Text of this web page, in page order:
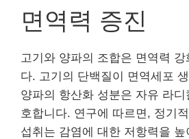
면역력 증진
고기와 양파의 조합은 면역력 강
다. 고기의 단백질이 면역세포
양파의 항산화 성분은 자유 라
호합니다. 연구에 따르면, 정기
섭취는 감염에 대한 저항력을